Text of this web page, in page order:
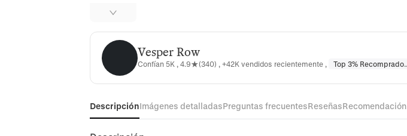
Vesper RowVesper Row
Confían 5K , 4.9★(340) , +42K vendidos recientemente , Top 3% Recomprado
DescripciónImágenes detalladasPreguntas frecuentesReseñasRecomendación